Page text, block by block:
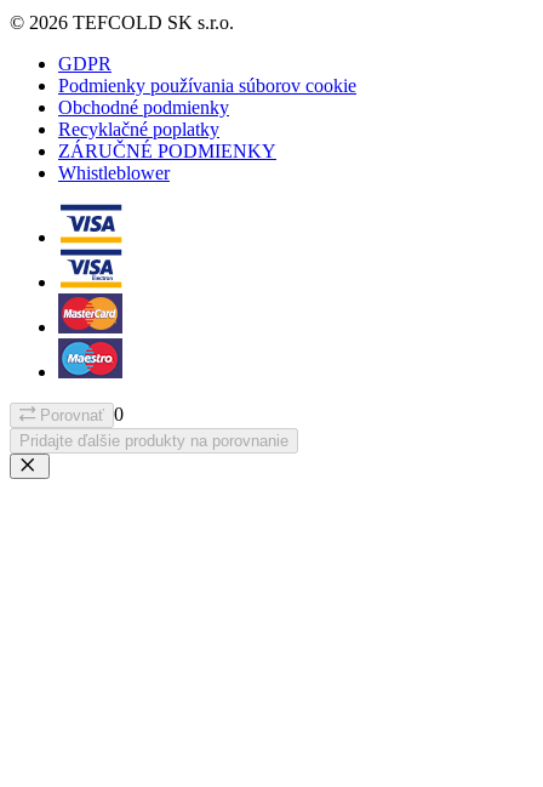
© 2026 TEFCOLD SK s.r.o.
GDPR
Podmienky používania súborov cookie
Obchodné podmienky
Recyklačné poplatky
ZÁRUČNÉ PODMIENKY
Whistleblower
Porovnať 0
Pridajte ďalšie produkty na porovnanie